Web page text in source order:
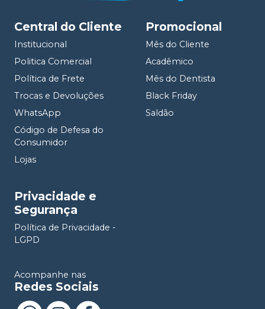
Central do Cliente
Institucional
Politica Comercial
Política de Frete
Trocas e Devoluções
WhatsApp
Código de Defesa do
Consumidor
Lojas
Promocional
Mês do Cliente
Acadêmico
Mês do Dentista
Black Friday
Saldão
Privacidade e
Segurança
Política de Privacidade -
LGPD
Acompanhe nas
Redes Sociais